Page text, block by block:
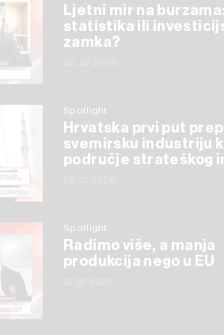
Ljetni mir na burzama:
statistika ili
zamka?
Spotlight
Hrvatska prvi put
svemirsku industriju
područje strateškog
Spotlight
Radimo više, a manja
produkcija nego u EU